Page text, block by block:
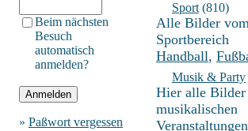
Beim nächsten
Besuch
automatisch
anmelden?
» Paßwort vergessen
Sport (810)
Alle Bilder
Sportbereich
Handball,
Musik & Party
Hier alle
musikalischen